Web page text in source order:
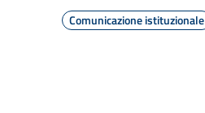
Comunicazione istituzionale